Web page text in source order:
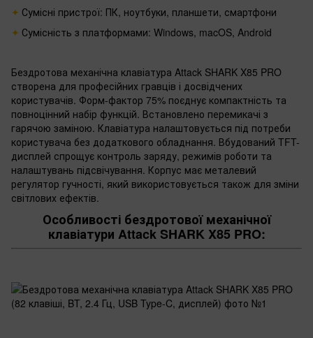
Сумісні пристрої: ПК, ноутбуки, планшети, смартфони
Сумісність з платформами: Windows, macOS, Android
Бездротова механічна клавіатура Attack SHARK X85 PRO
створена для професійних гравців і досвідчених
користувачів. Форм-фактор 75% поєднує компактність та
повноцінний набір функцій. Встановлено перемикачі з
гарячою заміною. Клавіатура налаштовується під потреби
користувача без додаткового обладнання. Вбудований TFT-
дисплей спрощує контроль заряду, режимів роботи та
налаштувань підсвічування. Корпус має металевий
регулятор гучності, який використовується також для зміни
світлових ефектів.
Особливості бездротової механічної
клавіатури Attack SHARK X85 PRO: